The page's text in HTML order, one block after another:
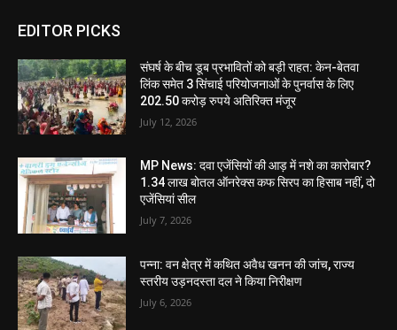
EDITOR PICKS
संघर्ष के बीच डूब प्रभावितों को बड़ी राहत: केन-बेतवा
लिंक समेत 3 सिंचाई परियोजनाओं के पुनर्वास के लिए
202.50 करोड़ रुपये अतिरिक्त मंजूर
July 12, 2026
MP News: दवा एजेंसियों की आड़ में नशे का कारोबार?
1.34 लाख बोतल ऑनरेक्स कफ सिरप का हिसाब नहीं, दो
एजेंसियां सील
July 7, 2026
पन्ना: वन क्षेत्र में कथित अवैध खनन की जांच, राज्य
स्तरीय उड़नदस्ता दल ने किया निरीक्षण
July 6, 2026